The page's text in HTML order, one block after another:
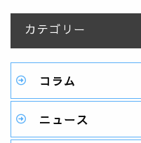
カテゴリー
コラム
ニュース